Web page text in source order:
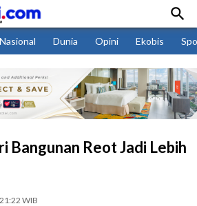

Nasional Dunia Opini Ekobis
Bangunan Reot Jadi Lebih
WIB